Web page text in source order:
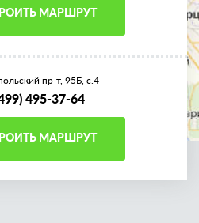
МАРШРУТ
пр-т, 95Б, с.4
495-37-64
МАРШРУТ